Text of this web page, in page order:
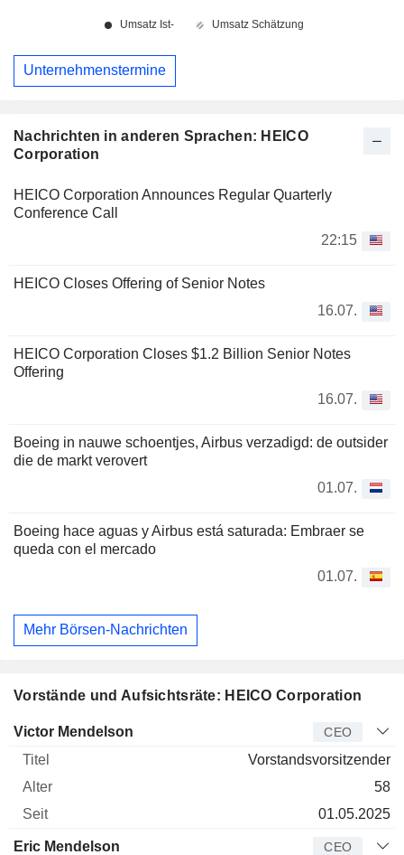
Nachrichten in anderen Sprachen: HEICO
Corporation
HEICO Corporation Announces Regular Quarterly
Conference Call
22:15
HEICO Closes Offering of Senior Notes
16.07.
HEICO Corporation Closes $1.2 Billion Senior Notes
Offering
16.07.
Boeing in nauwe schoentjes, Airbus verzadigd: de outsider
die de markt verovert
01.07.
Boeing hace aguas y Airbus está saturada: Embraer se
queda con el mercado
01.07.
Mehr Börsen-Nachrichten
Vorstände und Aufsichtsräte: HEICO Corporation
Manager Titel Alter
Victor Mendelson CEO
Vorstandsvorsitzender
58
01.05.2025
Eric Mendelson CEO
Unternehmenstermine